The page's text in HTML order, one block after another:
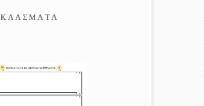
ΚΛΆΣΜΑΤΑ